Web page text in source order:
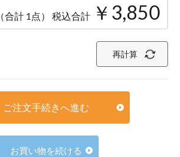
（合計 1点） 税込合計 ￥3,850
再計算
ご注文手続きへ進む
お買い物を続ける